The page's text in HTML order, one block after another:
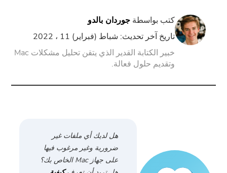
شاشة مسجل
ضاغط قوات الدفاع الشعبي
محرر فيديو مجانا
كتب بواسطة جوردان بالدو
تاريخ آخر تحديث: شباط (فبراير) 11 ، 2022
خبير الكتابة القدير الذي يتقن تحليل مشكلات Mac
وتقديم حلول فعالة.
هل لديك أي ملفات غير
ضرورية وغير مرغوب فيها
على جهاز Mac الخاص بك؟